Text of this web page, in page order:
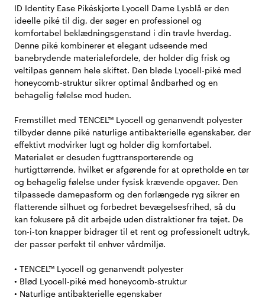
ID Identity Ease Pikéskjorte Lyocell Dame Lysblå er den
ideelle piké til dig, der søger en professionel og
komfortabel beklædningsgenstand i din travle hverdag.
Denne piké kombinerer et elegant udseende med
banebrydende materialefordele, der holder dig frisk og
veltilpas gennem hele skiftet. Den bløde Lyocell-piké med
honeycomb-struktur sikrer optimal åndbarhed og en
behagelig følelse mod huden.
Fremstillet med TENCEL™ Lyocell og genanvendt polyester
tilbyder denne piké naturlige antibakterielle egenskaber, der
effektivt modvirker lugt og holder dig komfortabel.
Materialet er desuden fugttransporterende og
hurtigttørrende, hvilket er afgørende for at opretholde en tør
og behagelig følelse under fysisk krævende opgaver. Den
tilpassede damepasform og den forlængede ryg sikrer en
flatterende silhuet og forbedret bevægelsesfrihed, så du
kan fokusere på dit arbejde uden distraktioner fra tøjet. De
ton-i-ton knapper bidrager til et rent og professionelt udtryk,
der passer perfekt til enhver vårdmiljø.
• TENCEL™ Lyocell og genanvendt polyester
• Blød Lyocell-piké med honeycomb-struktur
• Naturlige antibakterielle egenskaber